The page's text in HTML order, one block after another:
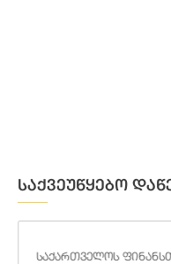
საქვეუწყებო